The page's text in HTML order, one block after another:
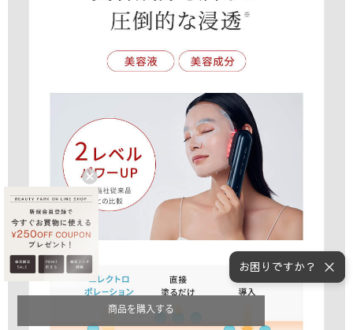
商品を購入する
お困りですか？